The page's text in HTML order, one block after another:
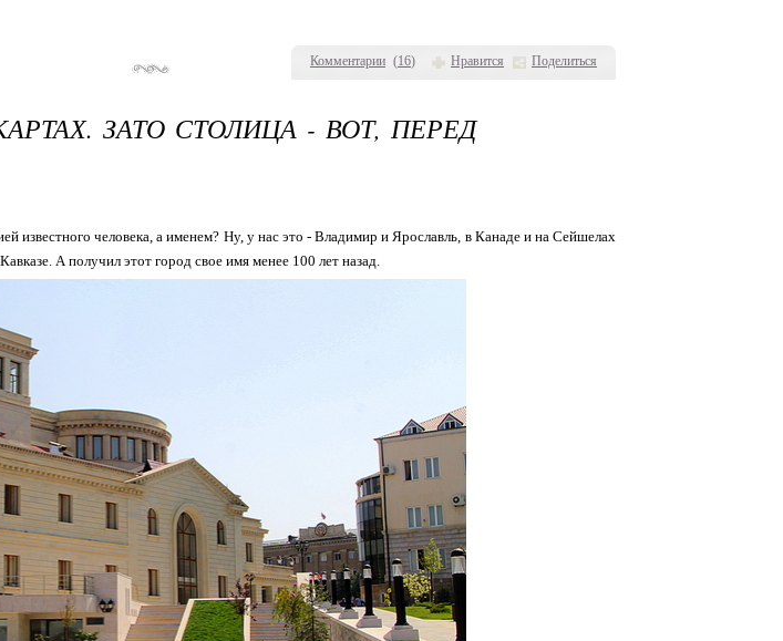
Комментарии (16) Нравится Поделиться
ЗАТО СТОЛИЦА - ВОТ, ПЕРЕД
известного человека, а именем? Ну, у нас это - Владимир и Ярославль, в Канаде и на Сейшелах
А получил этот город свое имя менее 100 лет назад.